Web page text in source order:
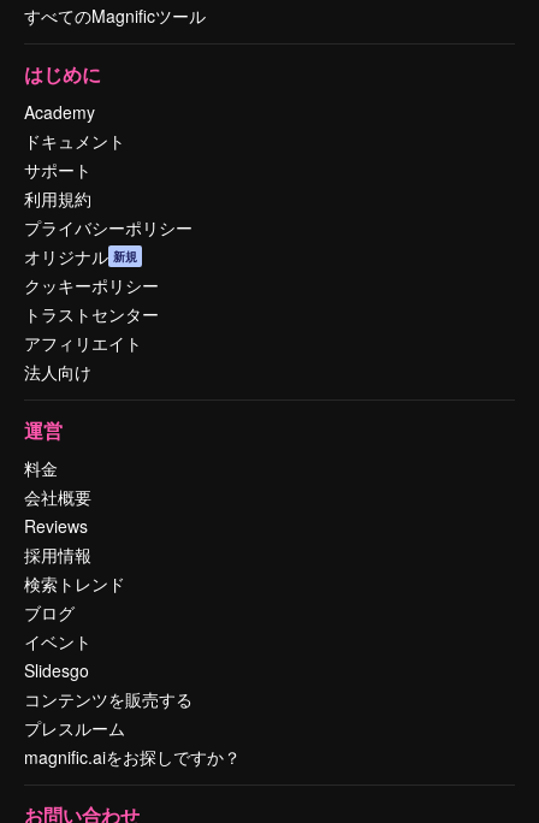
すべてのMagnificツール
はじめに
Academy
ドキュメント
サポート
利用規約
プライバシーポリシー
オリジナル 新規
クッキーポリシー
トラストセンター
アフィリエイト
法人向け
運営
料金
会社概要
Reviews
採用情報
検索トレンド
ブログ
イベント
Slidesgo
コンテンツを販売する
プレスルーム
magnific.aiをお探しですか？
お問い合わせ